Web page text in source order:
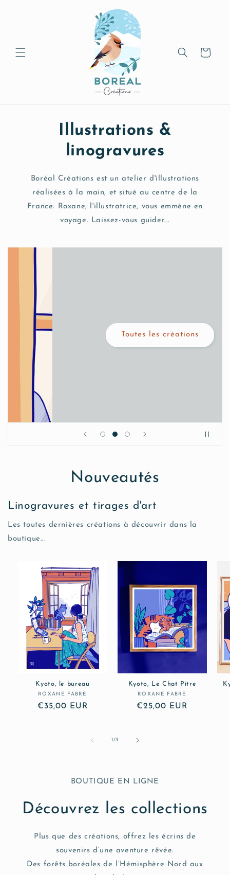
Panier
Illustrations &
linogravures
Boréal Créations est un atelier d'illustrations
réalisées à la main, et situé au centre de la
France. Roxane, l'illustratrice, vous emmène en
voyage. Laissez-vous guider...
Toutes les créations
Nouveautés
Linogravures et tirages d'art
Les toutes dernières créations à découvrir dans la
boutique...
Kyoto, le bureau
Fournisseur :
ROXANE FABRE
Prix
€35,00 EUR
Kyoto, Le Chat Pitre
Fournisseur :
ROXANE FABRE
Prix
€25,00 EUR
1/de
3
BOUTIQUE EN LIGNE
Découvrez les collections
Plus que des créations, offrez les écrins de
souvenirs d’une aventure rêvée.
Des forêts boréales de l’Hémisphère Nord aux